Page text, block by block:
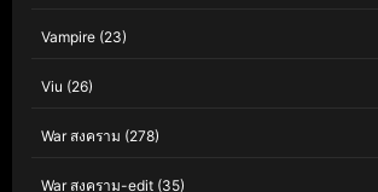
Vampire (23)
Viu (26)
War สงคราม (278)
War สงคราม-edit (35)